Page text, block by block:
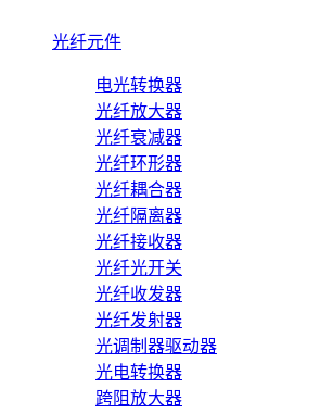
光纤元件
电光转换器
光纤放大器
光纤衰减器
光纤环形器
光纤耦合器
光纤隔离器
光纤接收器
光纤光开关
光纤收发器
光纤发射器
光调制器驱动器
光电转换器
跨阻放大器